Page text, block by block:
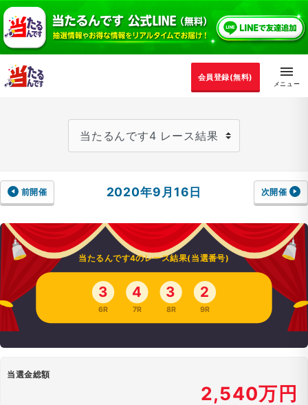
会員登録(無料)
前開催 2020年9月16日 次開催
当たるんです4のレース結果(当選番号)
3
6R
4
7R
3
8R
2
9R
当選金総額
2,540万円